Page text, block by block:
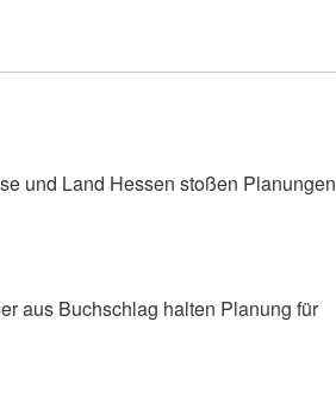
und Land Hessen stoßen Planungen
aus Buchschlag halten Planung für